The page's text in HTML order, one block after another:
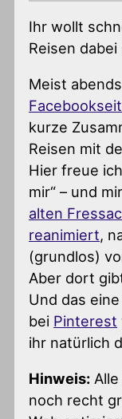
Ihr wollt
Reisen dabei
Meist
kurze
Reisen mit
Hier freue
mir“ – und
alten
reanimiert,
(grundlos)
Aber dort
Und das
bei Pinterest
ihr natürlich
Hinweis:
noch recht